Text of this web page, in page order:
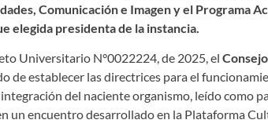
Comunicación e Imagen y el Programa
elegida presidenta de la instancia.
Universitario N°0022224, de 2025, el
de establecer las directrices para el
del naciente organismo, leído como
un encuentro desarrollado en la Plataforma